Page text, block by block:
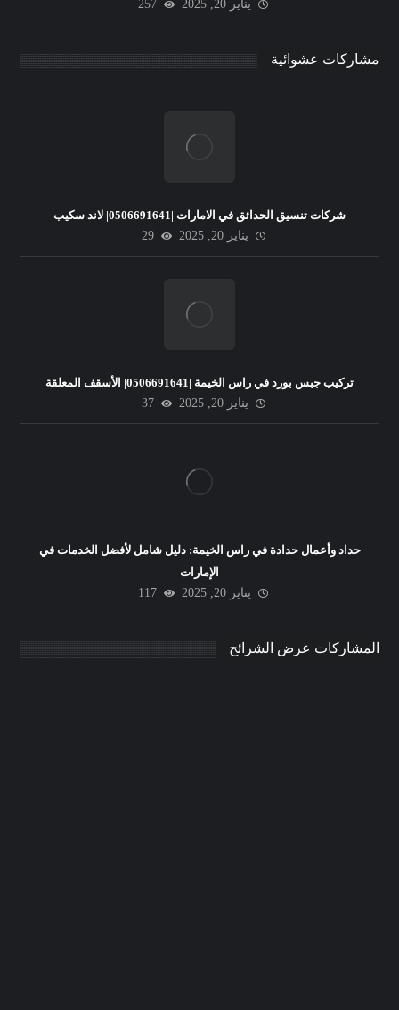
يناير 20, 2025 257
مشاركات عشوائية
شركات تنسيق الحدائق في الامارات |0506691641| لاند سكيب
يناير 20, 2025
29
تركيب جبس بورد في راس الخيمة |0506691641| الأسقف المعلقة
يناير 20, 2025
37
حداد وأعمال حدادة في راس الخيمة: دليل شامل لأفضل الخدمات في
الإمارات
يناير 20, 2025
117
المشاركات عرض الشرائح